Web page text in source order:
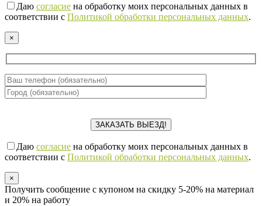
Даю согласие на обработку моих персональных данных в
соответствии с Политикой обработки персональных данных.
×
Даю согласие на обработку моих персональных данных в
соответствии с Политикой обработки персональных данных.
×
Получить сообщение с купоном на скидку 5-20% на материал
и 20% на работу